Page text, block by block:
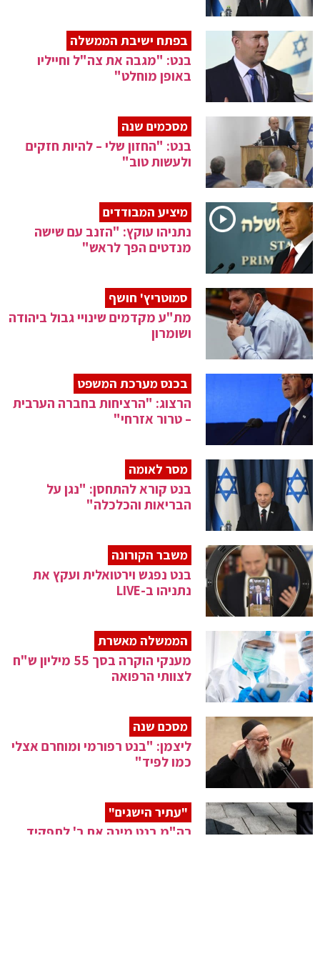
בפתח ישיבת הממשלה
בנט: "מגבה את צה"ל וחייליו
באופן מוחלט"
מסכמים שנה
בנט: "החזון שלי – להיות חזקים
ולעשות טוב"
מיציע המבודדים
נתניהו עוקץ: "הזנב עם שישה
מנדטים הפך לראש"
סמוטריץ' חושף
מת"ע מקדמים שינויי גבול ביהודה
ושומרון
בכנס מערכת המשפט
הרצוג: "הרציחות בחברה הערבית
– טרור אזרחי"
מסר לאומה
בנט קורא להתחסן: "נגן על
הבריאות והכלכלה"
משבר הקורונה
בנט נפגש וירטואלית ועקץ את
נתניהו ב-LIVE
הממשלה מאשרת
מענקי הוקרה בסך 55 מיליון ש"ח
לצוותי הרפואה
מסכם שנה
ליצמן: "בנט רפורמי ומוחרם אצלי
כמו לפיד"
"עתיר הישגים"
רה"מ בנט מינה את ר' לתפקיד